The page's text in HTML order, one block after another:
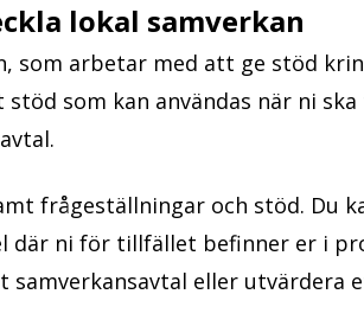
lokal samverkan
som arbetar med att ge stöd
som kan användas när ni
frågeställningar och stöd. Du
ni för tillfället befinner er i
eller utvärdera